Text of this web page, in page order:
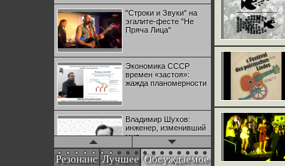
"Строки и Звуки" на
эгалите-фесте "Не
Пряча Лица"
Экономика СССР
времен «застоя»:
жажда планомерности
Владимир Шухов:
инженер, изменивший
мир
Резонанс Лучшее Обсуждаемое